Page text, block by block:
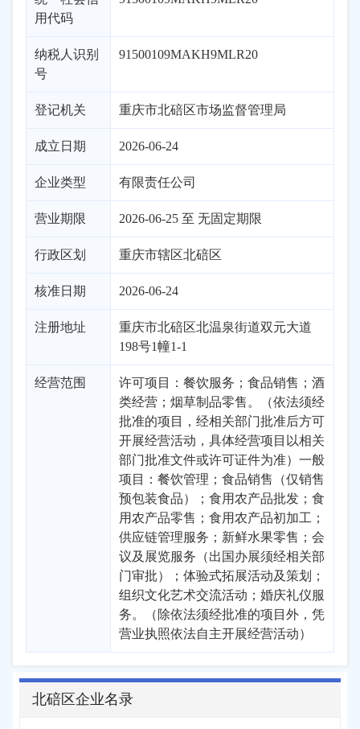
用代码
纳税人识别
号
91500109MAKH9MLR20
登记机关 重庆市北碚区市场监督管理局
成立日期 2026-06-24
企业类型 有限责任公司
营业期限 2026-06-25 至 无固定期限
行政区划 重庆市辖区北碚区
核准日期 2026-06-24
注册地址
重庆市北碚区北温泉街道双元大道
198号1幢1-1
经营范围
许可项目：餐饮服务；食品销售；酒
类经营；烟草制品零售。（依法须经
批准的项目，经相关部门批准后方可
开展经营活动，具体经营项目以相关
部门批准文件或许可证件为准）一般
项目：餐饮管理；食品销售（仅销售
预包装食品）；食用农产品批发；食
用农产品零售；食用农产品初加工；
供应链管理服务；新鲜水果零售；会
议及展览服务（出国办展须经相关部
门审批）；体验式拓展活动及策划；
组织文化艺术交流活动；婚庆礼仪服
务。（除依法须经批准的项目外，凭
营业执照依法自主开展经营活动）
北碚区企业名录